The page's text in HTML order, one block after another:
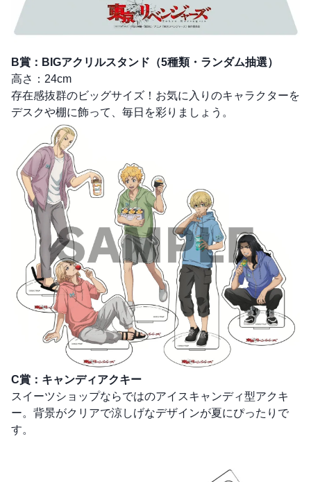
B賞：BIGアクリルスタンド（5種類・ランダム抽選）
高さ：24cm
存在感抜群のビッグサイズ！お気に入りのキャラクターを
デスクや棚に飾って、毎日を彩りましょう。
C賞：キャンディアクキー
スイーツショップならではのアイスキャンディ型アクキ
ー。背景がクリアで涼しげなデザインが夏にぴったりで
す。